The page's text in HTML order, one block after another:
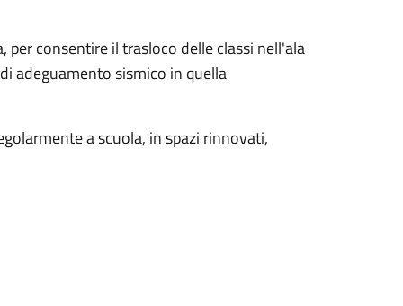
consentire il trasloco delle classi nell'ala
adeguamento sismico in quella
a scuola, in spazi rinnovati,